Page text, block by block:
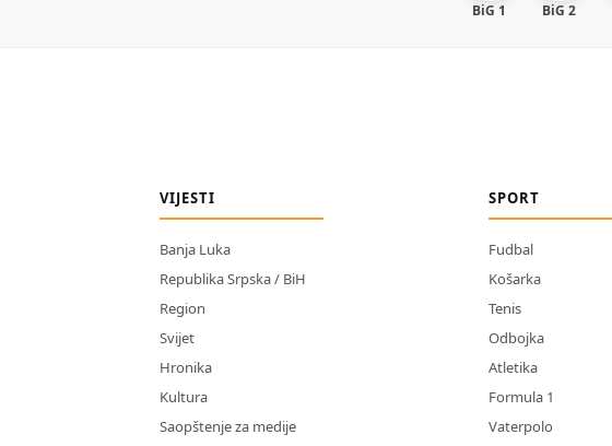
BiG 1 BiG 2
VIJESTI
Banja Luka
Republika Srpska / BiH
Region
Svijet
Hronika
Kultura
Saopštenje za medije
SPORT
Fudbal
Košarka
Tenis
Odbojka
Atletika
Formula 1
Vaterpolo